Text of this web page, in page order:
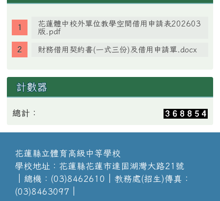
花蓮體中校外單位教學空間借用申請表202603
版.pdf
財務借用契約書(一式三份)及借用申請單.docx
計數器
總計：
花蓮縣立體育高級中等學校
學校地址：花蓮縣花蓮市達固湖灣大路21號
│總機：(03)8462610│教務處(招生)傳真：
(03)8463097│